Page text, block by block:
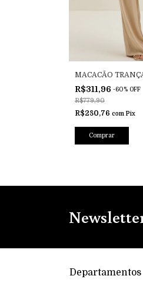
MACACÃO
R$311,96 -60% OFF
R$779,90
R$280,76 com Pix
Comprar
Departamentos